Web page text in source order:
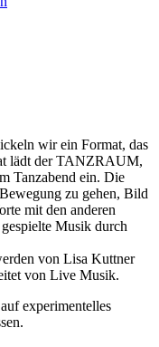
wir ein Format, das
lädt der TANZRAUM,
Tanzabend ein. Die
zu gehen, Bild
mit den anderen
Musik durch
von Lisa Kuttner
von Live Musik.
experimentelles